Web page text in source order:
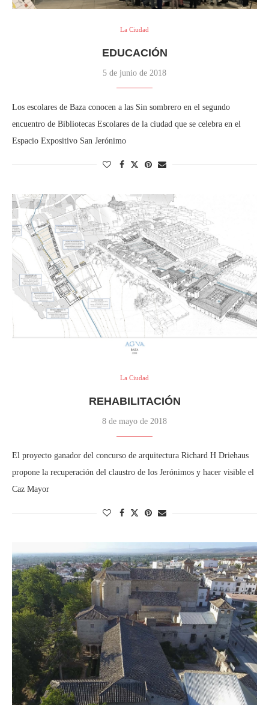
La Ciudad
EDUCACIÓN
5 de junio de 2018
Los escolares de Baza conocen a las Sin sombrero en el segundo
encuentro de Bibliotecas Escolares de la ciudad que se celebra en el
Espacio Expositivo San Jerónimo
La Ciudad
REHABILITACIÓN
8 de mayo de 2018
El proyecto ganador del concurso de arquitectura Richard H Driehaus
propone la recuperación del claustro de los Jerónimos y hacer visible el
Caz Mayor